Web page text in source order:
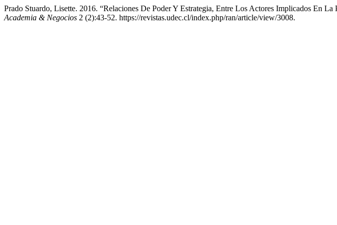
Prado Stuardo, Lisette. 2016. “Relaciones De Poder Y Estrategia, Entre Los Actores Implicados En
Academia & Negocios 2 (2):43-52. https://revistas.udec.cl/index.php/ran/article/view/3008.